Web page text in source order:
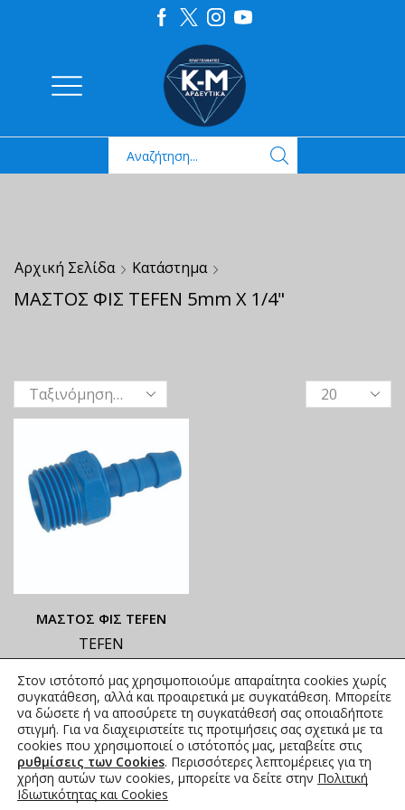
Αρχική Σελίδα Κατάστημα
ΜΑΣΤΟΣ ΦΙΣ TEFEN 5mm X 1/4"
ΜΑΣΤΟΣ ΦΙΣ TEFEN
TEFEN
ΑΝΑΓΡΑΦΟΝΤΑΙ ΣΤΟ
ΑΝΗΡΤΗΜΕΝΟ PDF
0,00€ συμπ. Φ.Π.Α.
Στον ιστότοπό μας χρησιμοποιούμε απαραίτητα cookies χωρίς
συγκατάθεση, αλλά και προαιρετικά με συγκατάθεση. Μπορείτε
να δώσετε ή να αποσύρετε τη συγκατάθεσή σας οποιαδήποτε
στιγμή. Για να διαχειριστείτε τις προτιμήσεις σας σχετικά με τα
cookies που χρησιμοποιεί ο ιστότοπός μας, μεταβείτε στις
ρυθμίσεις των Cookies. Περισσότερες λεπτομέρειες για τη
χρήση αυτών των cookies, μπορείτε να δείτε στην Πολιτική
Ιδιωτικότητας και Cookies